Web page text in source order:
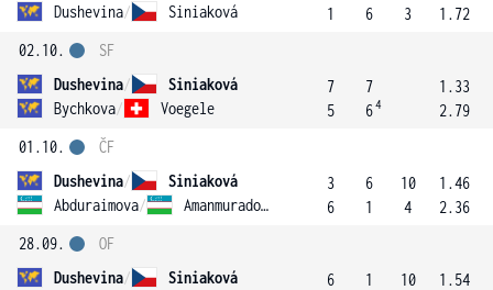
Dushevina/ Siniaková
1
6
3
1.72
02.10.
Dushevina/
Siniaková
Bychkova/ Voegele
SF
7
5
7
64
1.33
2.79
01.10.
Dushevina/
Siniaková
Abduraimova/ Amanmuradova
ČF
3
6
6
1
10
4
1.46
2.36
28.09.
Dushevina/
Siniaková
OF
6
1
10
1.54